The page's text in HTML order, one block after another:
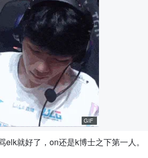
GIF
elk就好了，on还是k博士之下第一人。